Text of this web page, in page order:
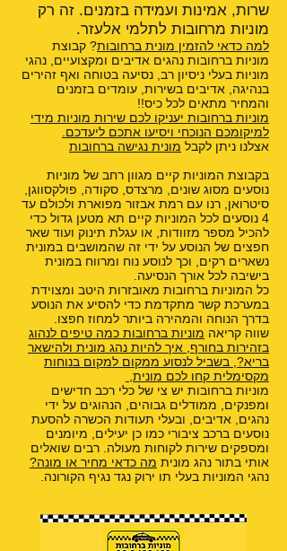
שרות, אמינות ועמידה בזמנים. זה רק
מוניות מרחובות לתלמי אלעזר.
למה כדאי להזמין מונית ברחובות? קבוצת
מוניות ברחובות נהגים אדיבים ומקצועיים, נהגי
מוניות בעלי ניסיון רב, נסיעה בטוחה ואף זהירים
בנהיגה, אדיבים בשירות, עומדים בזמנים
והמחיר מתאים לכל כיס!!
מוניות ברחובות יעניקו לכם שירות מוניות מידי
למיקומכם הנוכחי ויסיעו אתכם ליעדכם.
אצלנו ניתן לקבל מונית נגישה ברחובות
בקבוצת המוניות קיים מגוון רחב של מוניות
נוסעים מסוג שונים, מרצדס, סקודה, פולקסווגן,
סיטרואן, רנו עם רמת אבזור מפוארת ולכולם עד
4 נוסעים לכל המוניות קיים תא מטען גדול כדי
להכיל מספר מזוודות, או עגלת תינוק ועוד שאר
חפצים של הנוסע על ידי זה שהמושבים במונית
נשארים רקים, וכך לנוסע נוח ומרווח במונית
בישיבה לכל אורך הנסיעה.
כל המוניות ברחובות מאובזרות היטב ומצוידת
במערכת קשר מתקדמת כדי להסיע את הנוסע
בדרך הנוחה והמהירה ביותר למחוז חפצו.
שווה קריאה מוניות ברחובות כמה טיפים לנהוג
בזהירות בחורף
איך להיות נהג מונית ולהישאר
בריא? בשביל לנסוע ממקום למקום בנוחות
מקסימלית קחו לכם מונית
מוניות ברחובות יש צי של כלי רכב חדישים
ומפנקים, ממודלים גבוהים, הנהוגים על ידי
נהגים, אדיבים, ובעלי תעודות הכשרה להסעת
נוסעים ברכב ציבורי כמו כן יעילים, מיומנים
ומספקים שירות לקוחות מעולה. רבים שואלים
אותי בתור נהג מונית מה כדאי מחיר או מונה?
נהגי המוניות בעלי תו ירוק נגד נגיף הקורונה.